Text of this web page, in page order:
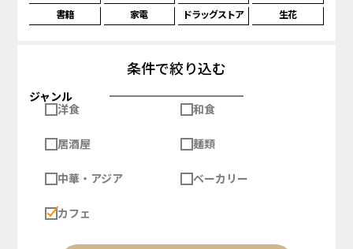
書籍
家電 ドラッグストア 生花
条件で絞り込む
ジャンル
洋食
和食
居酒屋 麺類
中華・アジア ベーカリー
カフェ